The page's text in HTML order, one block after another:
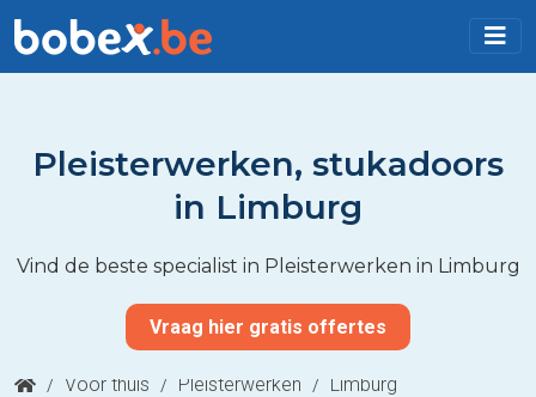
Pleisterwerken, stukadoors
in Limburg
Vind de beste specialist in Pleisterwerken in Limburg
Vraag hier gratis offertes
/ Voor thuis / Pleisterwerken / Limburg